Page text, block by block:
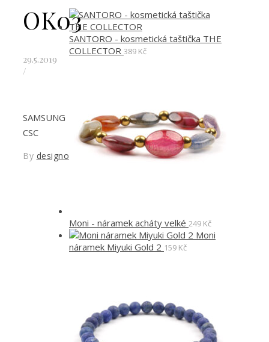
OK03
29.5.2019
/
SAMSUNG
CSC
By designoved
SANTORO - kosmetická taštička THE
COLLECTOR 389 Kč
Moni - náramek acháty velké 249 Kč
Moni
náramek Miyuki Gold 2 159 Kč